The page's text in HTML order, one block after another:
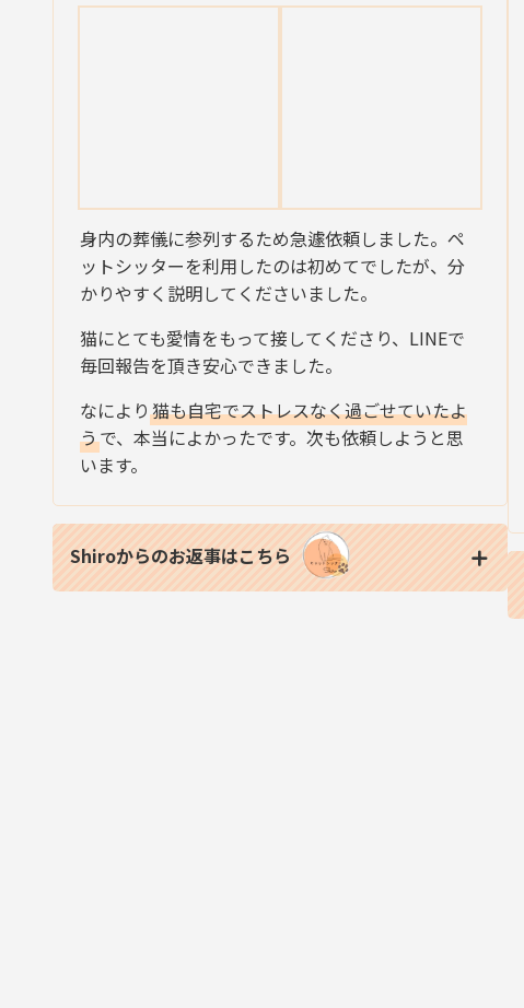
身内の葬儀に参列するため急遽依頼しました。ペ
ットシッターを利用したのは初めてでしたが、分
かりやすく説明してくださいました。
猫にとても愛情をもって接してくださり、LINEで
毎回報告を頂き安心できました。
なにより 猫も自宅でストレスなく過ごせていたよ
うで、本当によかったです。次も依頼しようと思
います。
Shiroからのお返事はこちら